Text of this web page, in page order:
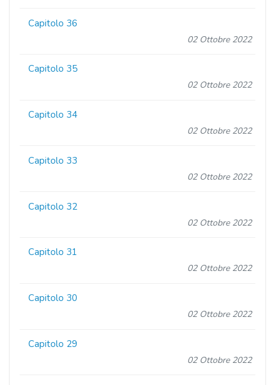
Capitolo 36
02 Ottobre 2022
Capitolo 35
02 Ottobre 2022
Capitolo 34
02 Ottobre 2022
Capitolo 33
02 Ottobre 2022
Capitolo 32
02 Ottobre 2022
Capitolo 31
02 Ottobre 2022
Capitolo 30
02 Ottobre 2022
Capitolo 29
02 Ottobre 2022